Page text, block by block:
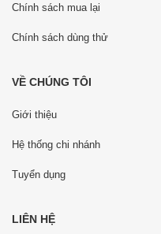
Chính sách mua lại
Chính sách dùng thử
VỀ CHÚNG TÔI
Giới thiệu
Hệ thống chi nhánh
Tuyển dụng
LIÊN HỆ